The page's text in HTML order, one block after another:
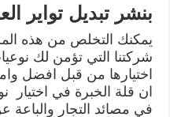
بنشر تبديل تواير
يمكنك التخلص من هذه
شركتنا التي تؤمن لك
اختيارها من قبل افضل
ان قلة الخبرة في اختيار
في مصائد التجار